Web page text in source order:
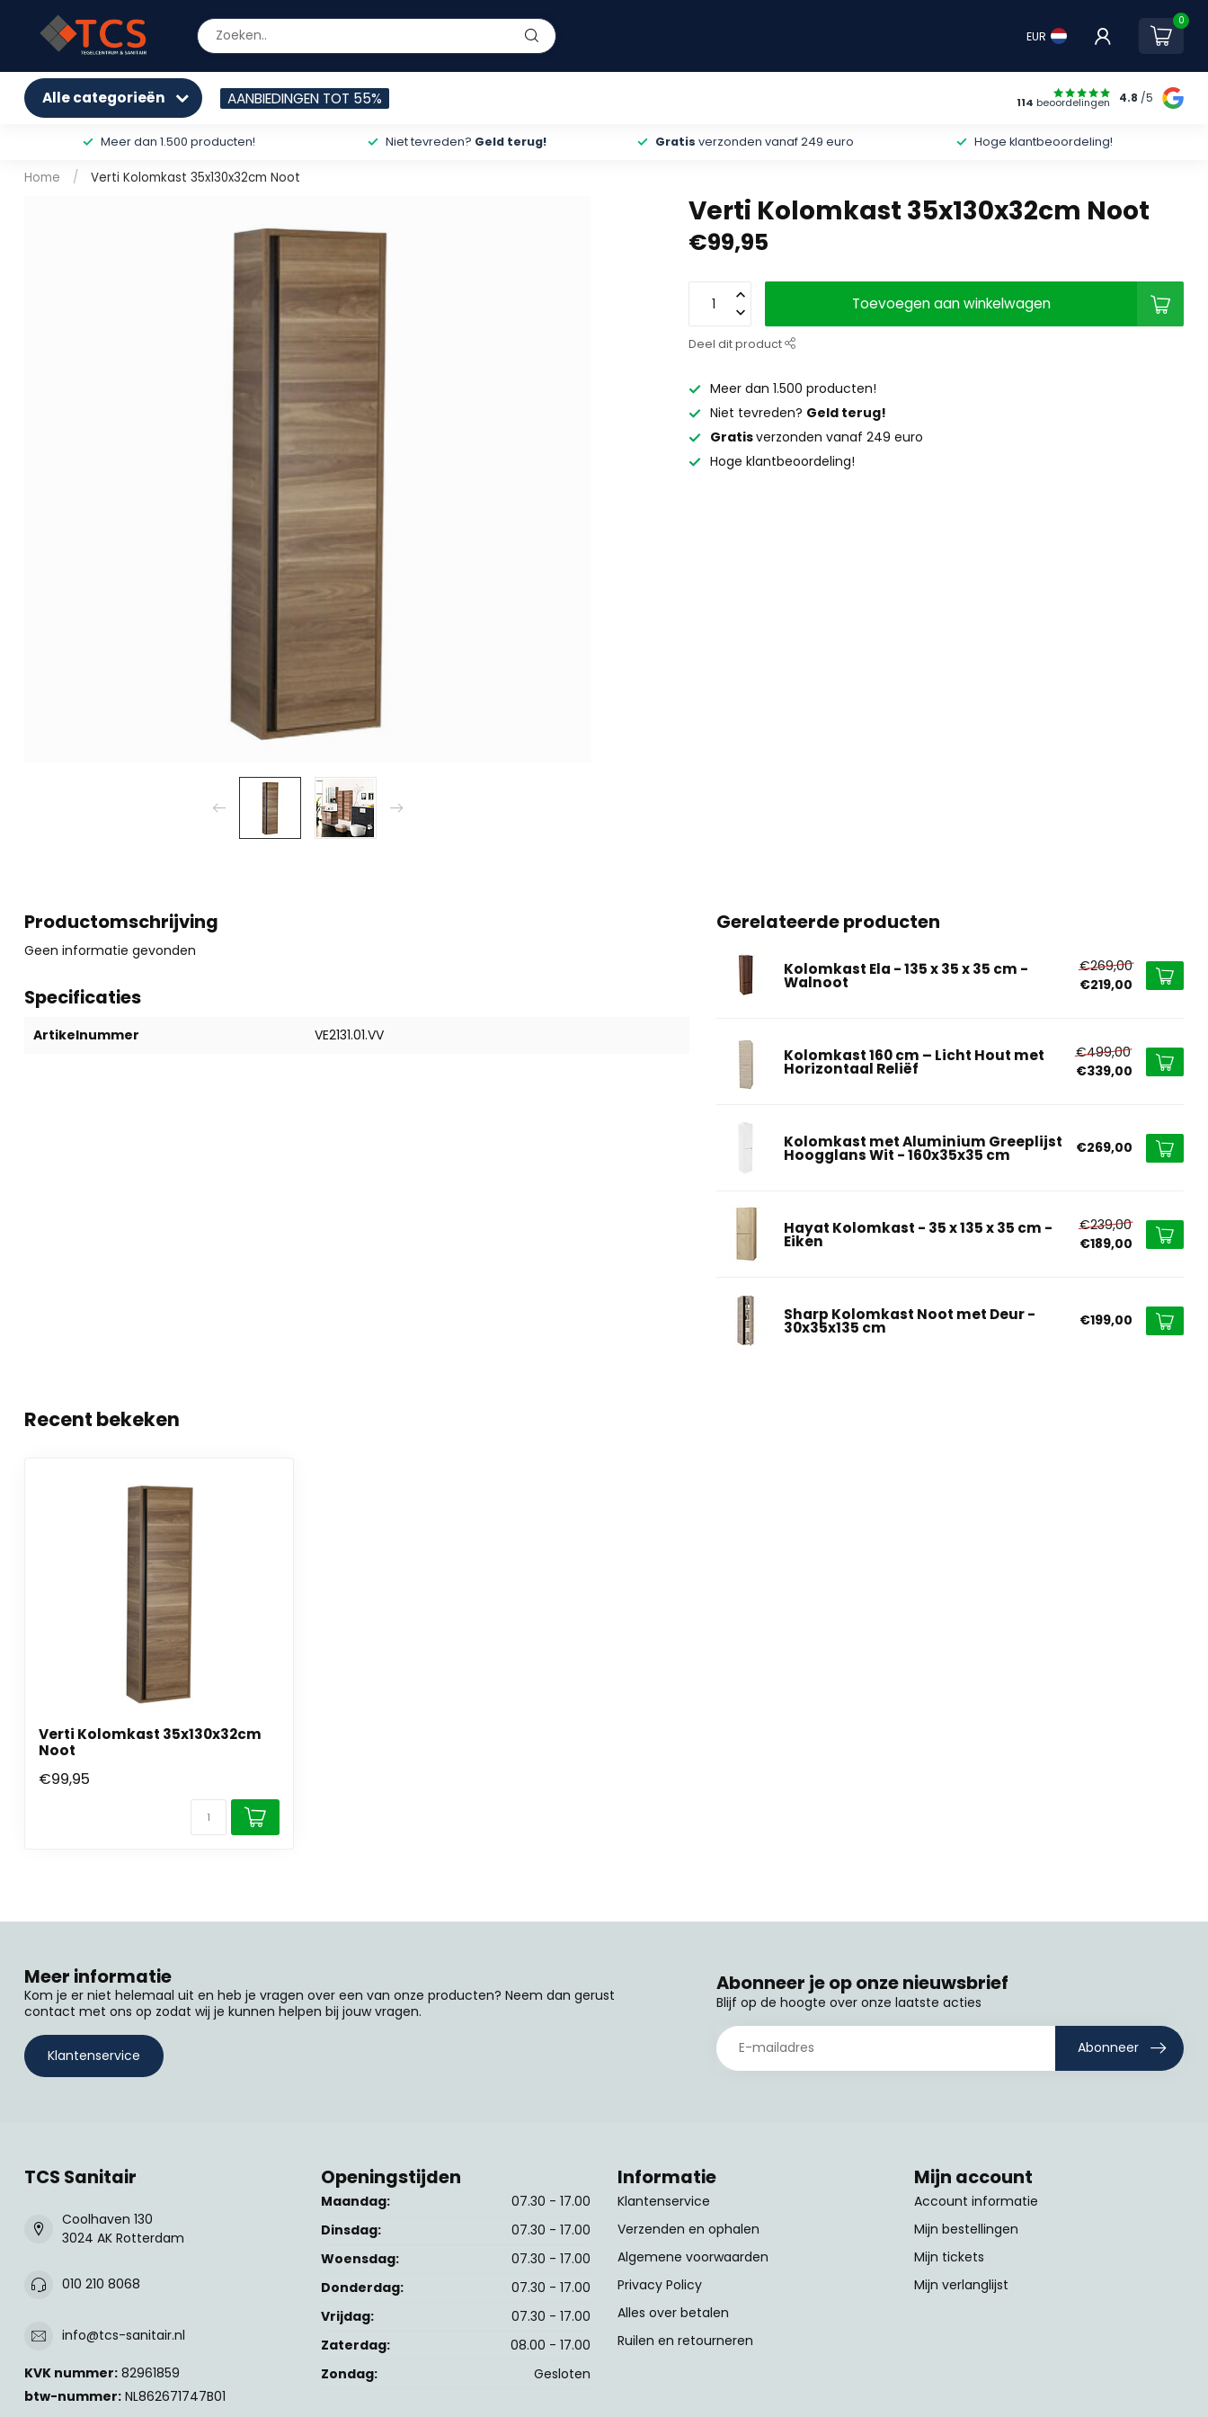
EUR
0
Alle categorieën AANBIEDINGEN TOT 55% 114 beoordelingen 4.8 /5
Meer dan 1.500 producten! Niet tevreden? Geld terug! Gratis verzonden vanaf 249 euro Hoge klantbeoordeling!
Home / Verti Kolomkast 35x130x32cm Noot
Verti Kolomkast 35x130x32cm Noot
€99,95
Toevoegen aan winkelwagen
Deel dit product
Meer dan 1.500 producten!
Niet tevreden? Geld terug!
Gratisverzonden vanaf 249 euro
Hoge klantbeoordeling!
Productomschrijving
Geen informatie gevonden
Specificaties
Artikelnummer VE2131.01.VV
Gerelateerde producten
Kolomkast Ela - 135 x 35 x 35 cm -
Walnoot
€269,00
€219,00
Kolomkast 160 cm – Licht Hout met
Horizontaal Reliëf
€499,00
€339,00
Kolomkast met Aluminium Greeplijst
Hoogglans Wit - 160x35x35 cm €269,00
Hayat Kolomkast - 35 x 135 x 35 cm -
Eiken
€239,00
€189,00
Sharp Kolomkast Noot met Deur -
30x35x135 cm €199,00
Recent bekeken
Verti Kolomkast 35x130x32cm
Noot
€99,95
Meer informatie
Kom je er niet helemaal uit en heb je vragen over een van onze producten? Neem dan gerust
contact met ons op zodat wij je kunnen helpen bij jouw vragen.
Klantenservice
Abonneer je op onze nieuwsbrief
Blijf op de hoogte over onze laatste acties
Abonneer
TCS Sanitair
Coolhaven 130
3024 AK Rotterdam
010 210 8068
info@tcs-sanitair.nl
KVK nummer: 82961859
btw-nummer: NL862671747B01
Openingstijden
Maandag:
07.30 - 17.00
Dinsdag:
07.30 - 17.00
Woensdag:
07.30 - 17.00
Donderdag:
07.30 - 17.00
Vrijdag:
07.30 - 17.00
Zaterdag:
08.00 - 17.00
Zondag:
Gesloten
Informatie
Klantenservice
Verzenden en ophalen
Algemene voorwaarden
Privacy Policy
Alles over betalen
Ruilen en retourneren
Mijn account
Account informatie
Mijn bestellingen
Mijn tickets
Mijn verlanglijst